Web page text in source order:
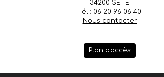
34200 SETE
Tél : 06 20 96 06 40
Nous contacter
Plan d'accès